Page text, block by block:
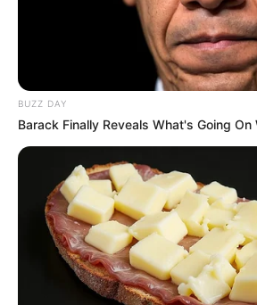
Bre-B:
sin
con
BUZZ DAY
Barack Finally Reveals What's Going